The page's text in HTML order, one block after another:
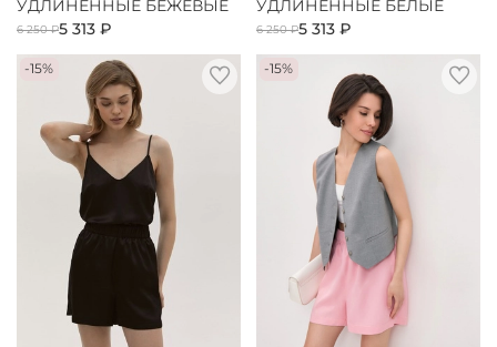
УДЛИНЕННЫЕ БЕЖЕВЫЕ
6 250 ₽5 313 ₽
УДЛИНЕННЫЕ БЕЛЫЕ
6 250 ₽5 313 ₽
-15% -15%